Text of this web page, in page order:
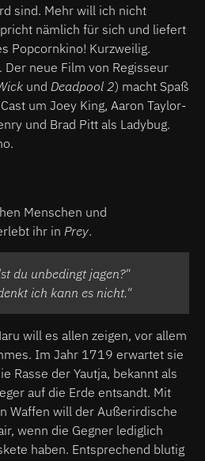
sind. Mehr will ich nicht
nämlich für sich und liefert
Popcornkino! Kurzweilig.
Der neue Film von Regisseur
und Deadpool 2) macht Spaß
um Joey King, Aaron Taylor-
und Brad Pitt als Ladybug.
Menschen und
ihr in Prey.
du unbedingt jagen?"
ich kann es nicht."
will es allen zeigen, vor allem
Im Jahr 1719 erwartet sie
Rasse der Yautja, bekannt als
auf die Erde entsandt. Mit
Waffen will der Außerirdische
wenn die Gegner lediglich
haben. Entsprechend blutig